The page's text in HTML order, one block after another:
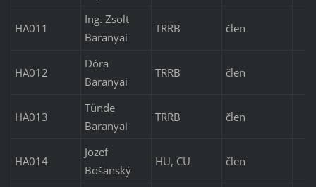
HA011
Ing. Zsolt
Baranyai
TRRB člen
HA012
Dóra
Baranyai
TRRB člen
HA013
Tünde
Baranyai
TRRB člen
HA014
Jozef
Bošanský
HU, CU člen